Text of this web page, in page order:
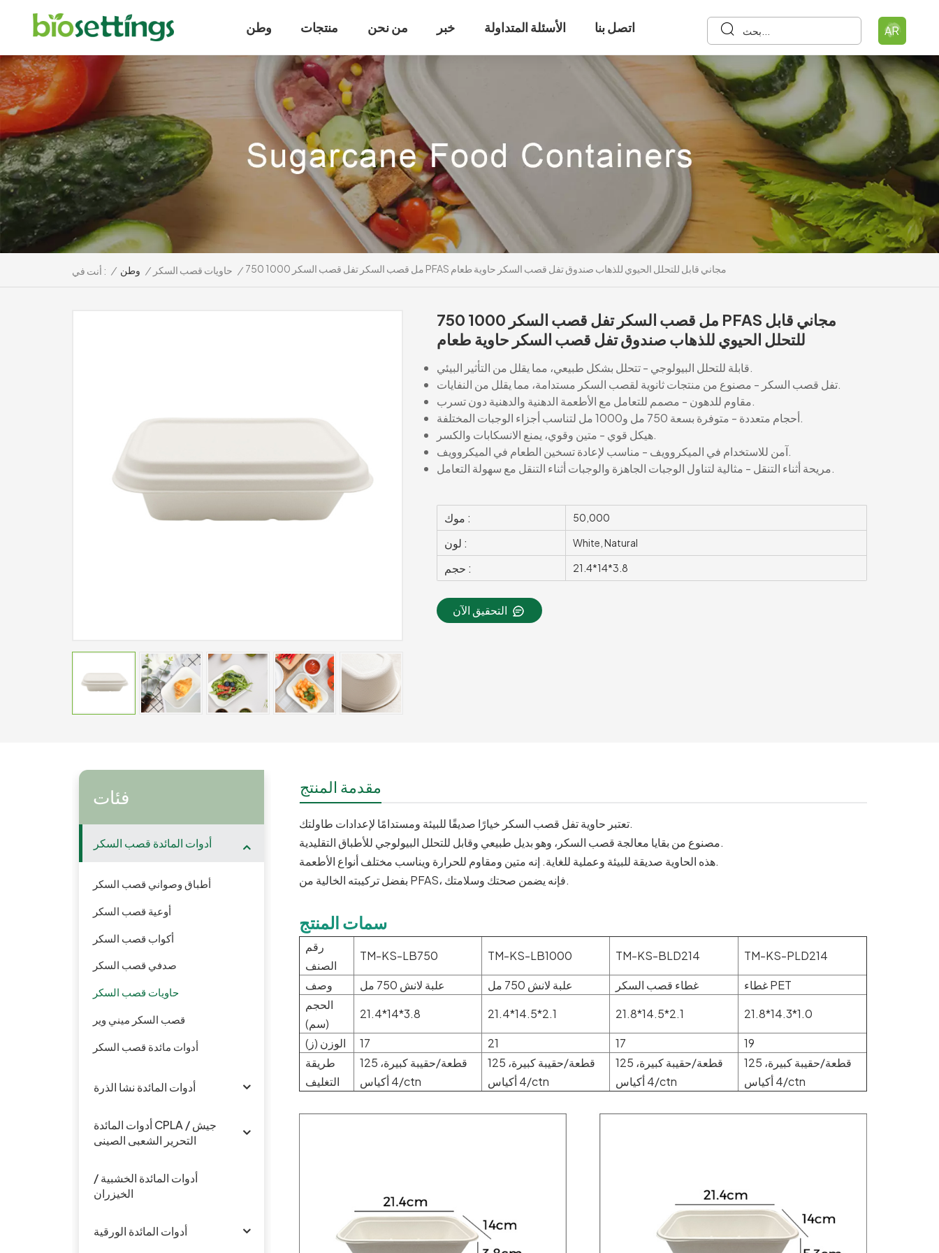
وطن منتجات من نحن خبر الأسئلة المتداولة اتصل بنا AR
أنت في : / وطن / حاويات قصب السكر / 750 1000 مل قصب السكر تفل قصب السكر PFAS مجاني قابل للتحلل الحيوي للذهاب صندوق تفل قصب السكر حاوية طعام
750 1000 مل قصب السكر تفل قصب السكر PFAS مجاني قابل
للتحلل الحيوي للذهاب صندوق تفل قصب السكر حاوية طعام
قابلة للتحلل البيولوجي - تتحلل بشكل طبيعي، مما يقلل من التأثير البيئي.
تفل قصب السكر - مصنوع من منتجات ثانوية لقصب السكر مستدامة، مما يقلل من النفايات.
مقاوم للدهون - مصمم للتعامل مع الأطعمة الدهنية والدهنية دون تسرب.
أحجام متعددة - متوفرة بسعة 750 مل و1000 مل لتناسب أجزاء الوجبات المختلفة.
هيكل قوي - متين وقوي، يمنع الانسكابات والكسر.
آمن للاستخدام في الميكروويف - مناسب لإعادة تسخين الطعام في الميكروويف.
مريحة أثناء التنقل - مثالية لتناول الوجبات الجاهزة والوجبات أثناء التنقل مع سهولة التعامل.
موك : 50,000
لون : White, Natural
حجم : 21.4*14*3.8
التحقيق الآن
مقدمة المنتج
تعتبر حاوية تفل قصب السكر خيارًا صديقًا للبيئة ومستدامًا لإعدادات طاولتك.
مصنوع من بقايا معالجة قصب السكر، وهو بديل طبيعي وقابل للتحلل البيولوجي للأطباق التقليدية.
هذه الحاوية صديقة للبيئة وعملية للغاية. إنه متين ومقاوم للحرارة ويناسب مختلف أنواع الأطعمة.
بفضل تركيبته الخالية من PFAS، فإنه يضمن صحتك وسلامتك.
سمات المنتج
رقم
الصنف
TM-KS-LB750 TM-KS-LB1000 TM-KS-BLD214
TM-KS-PLD214
وصف
علبة لانش 750 مل علبة لانش 750 مل غطاء قصب السكر
غطاء PET
الحجم
(سم)
21.4*14*3.8 21.4*14.5*2.1 21.8*14.5*2.1
21.8*14.3*1.0
الوزن (ز)
17 21 17
19
طريقة
التغليف
125 قطعة/حقيبة كبيرة،
4 أكياس/ctn
125 قطعة/حقيبة كبيرة،
4 أكياس/ctn
125 قطعة/حقيبة كبيرة،
4 أكياس/ctn
125 قطعة/حقيبة كبيرة،
4 أكياس/ctn
فئات
أدوات المائدة قصب السكر
أطباق وصواني قصب السكر
أوعية قصب السكر
أكواب قصب السكر
صدفي قصب السكر
حاويات قصب السكر
قصب السكر ميني وير
أدوات مائدة قصب السكر
أدوات المائدة نشا الذرة
أدوات المائدة CPLA / جيش
التحرير الشعبى الصينى
أدوات المائدة الخشبية /
الخيزران
أدوات المائدة الورقية